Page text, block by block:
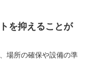
を抑えることが
場所の確保や設備の準